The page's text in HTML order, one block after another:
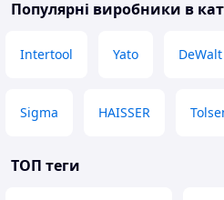
Популярні виробники в
Intertool Yato DeWalt
Sigma HAISSER
ТОП теги